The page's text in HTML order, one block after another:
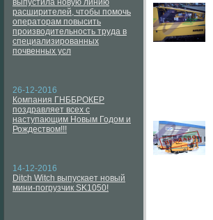
выпустила новую линию
расширителей, чтобы помочь
операторам повысить
производительность труда в
специализированных
почвенных усл
26-12-2016
Компания ГНББРОКЕР
поздравляет всех с
наступающим Новым Годом и
Рождеством!!!
14-12-2016
Ditch Witch выпускает новый
мини-погрузчик SK1050!